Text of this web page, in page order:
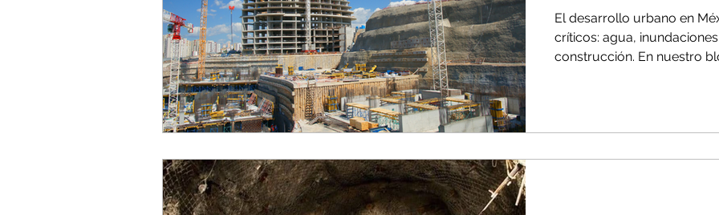
El desarrollo urbano en
críticos: agua,
construcción. En nuestro